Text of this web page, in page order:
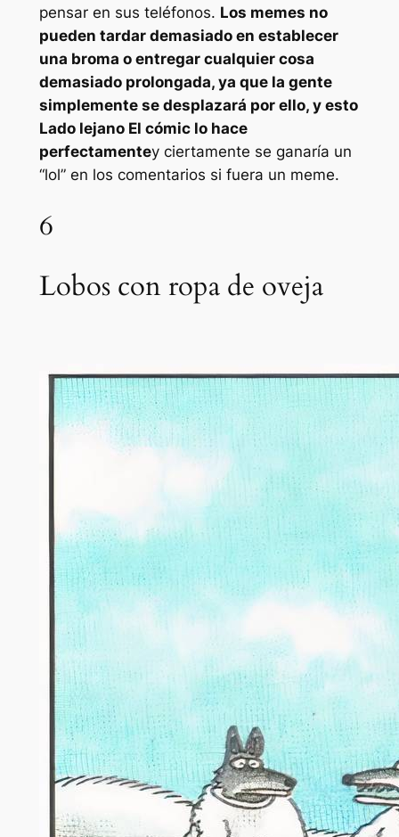
pensar en sus teléfonos. Los memes no
pueden tardar demasiado en establecer
una broma o entregar cualquier cosa
demasiado prolongada, ya que la gente
simplemente se desplazará por ello, y esto
Lado lejanoEl cómic lo hace
perfectamentey ciertamente se ganaría un
“lol” en los comentarios si fuera un meme.
6
Lobos con ropa de oveja